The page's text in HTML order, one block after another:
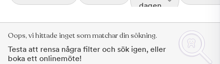
dagen
Oops, vi hittade inget som matchar din sökning.
Testa att rensa några filter och sök igen, eller
boka ett onlinemöte!